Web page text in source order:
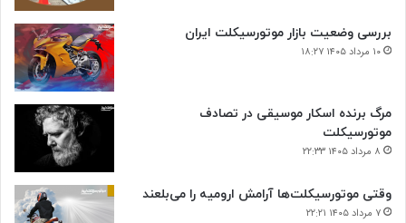
بررسی وضعیت بازار موتورسیکلت ایران
۱۰ مرداد ۱۴۰۵ ۱۸:۲۷
مرگ برنده اسکار موسیقی در تصادف
موتورسیکلت
۸ مرداد ۱۴۰۵ ۲۲:۳۳
وقتی موتورسیکلت‌ها آرامش ارومیه را می‌بلعند
۷ مرداد ۱۴۰۵ ۲۲:۲۱